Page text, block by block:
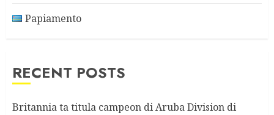
Papiamento
RECENT POSTS
Britannia ta titula campeon di Aruba Division di